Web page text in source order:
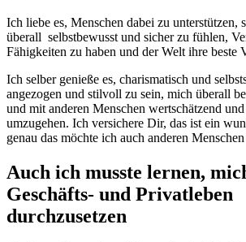
Ich liebe es, Menschen dabei zu unterstützen,
überall selbstbewusst und sicher zu fühlen,
Fähigkeiten zu haben und der Welt ihre beste
Ich selber genieße es, charismatisch und
angezogen und stilvoll zu sein, mich überall
und mit anderen Menschen wertschätzend
umzugehen. Ich versichere Dir, das ist ein
genau das möchte ich auch anderen
Auch ich musste lernen,
Geschäfts- und Privatleben
durchzusetzen